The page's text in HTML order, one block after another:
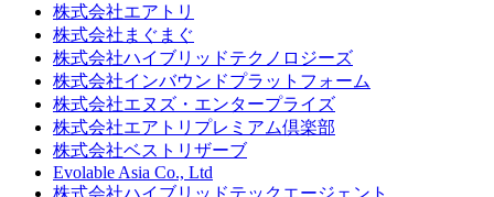
株式会社エアトリ
株式会社まぐまぐ
株式会社ハイブリッドテクノロジーズ
株式会社インバウンドプラットフォーム
株式会社エヌズ・エンタープライズ
株式会社エアトリプレミアム倶楽部
株式会社ベストリザーブ
Evolable Asia Co., Ltd
株式会社ハイブリッドテックエージェント